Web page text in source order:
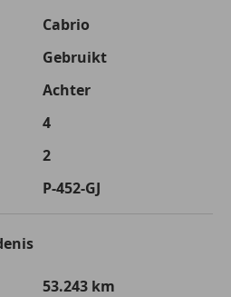
Cabrio
Gebruikt
Achter
4
2
P-452-GJ
53.243 km